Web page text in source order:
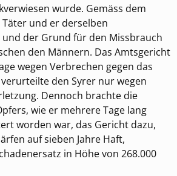
wurde. Gemäss dem
und er derselben
und der Grund für den Missbrauch
den Männern. Das Amtsgericht
wegen Verbrechen gegen das
den Syrer nur wegen
Dennoch brachte die
wie er mehrere Tage lang
worden war, das Gericht dazu,
auf sieben Jahre Haft,
in Höhe von 268.000